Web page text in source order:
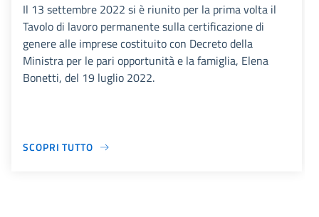
Il 13 settembre 2022 si è riunito per la prima volta il
Tavolo di lavoro permanente sulla certificazione di
genere alle imprese costituito con Decreto della
Ministra per le pari opportunità e la famiglia, Elena
Bonetti, del 19 luglio 2022.
SCOPRI TUTTO